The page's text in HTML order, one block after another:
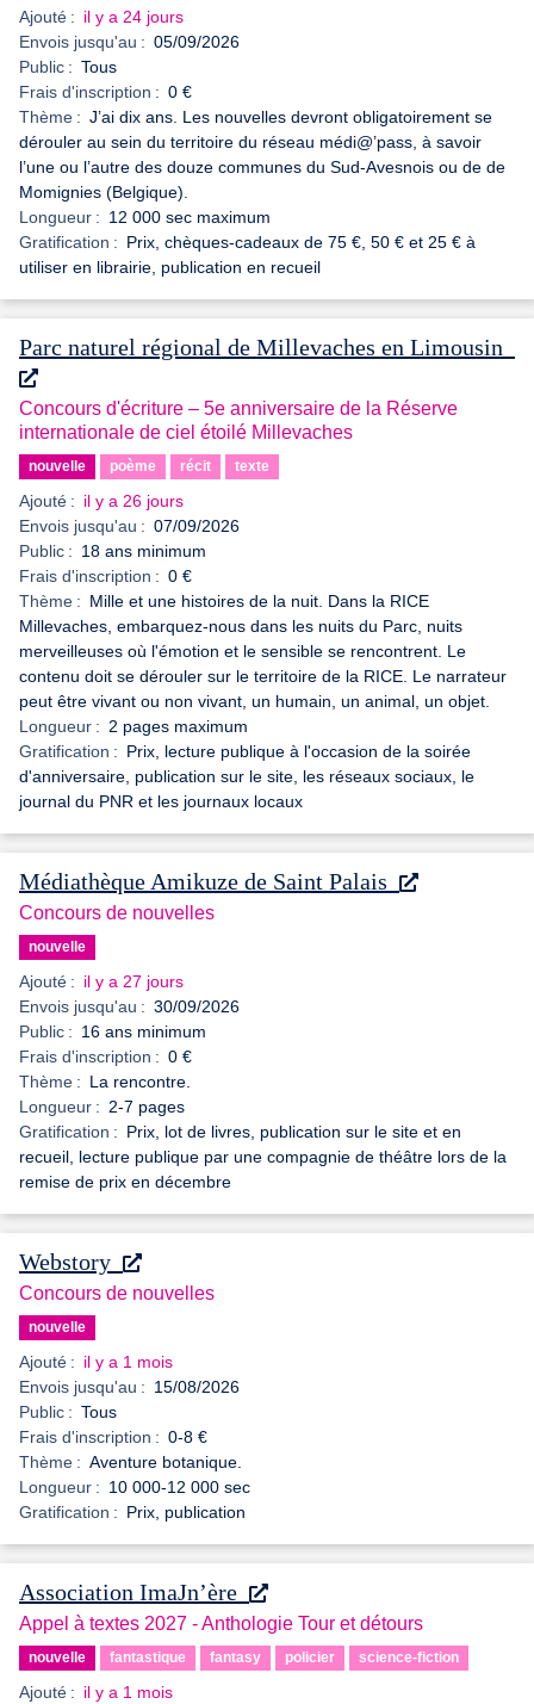
Ajouté : il y a 24 jours
Envois jusqu'au : 05/09/2026
Public : Tous
Frais d'inscription : 0 €
Thème : J’ai dix ans. Les nouvelles devront obligatoirement se
dérouler au sein du territoire du réseau médi@’pass, à savoir
l’une ou l’autre des douze communes du Sud-Avesnois ou de de
Momignies (Belgique).
Longueur : 12 000 sec maximum
Gratification : Prix, chèques-cadeaux de 75 €, 50 € et 25 € à
utiliser en librairie, publication en recueil
Parc naturel régional de Millevaches en Limousin
Concours d'écriture – 5e anniversaire de la Réserve
internationale de ciel étoilé Millevaches
nouvelle poème récit texte
Ajouté : il y a 26 jours
Envois jusqu'au : 07/09/2026
Public : 18 ans minimum
Frais d'inscription : 0 €
Thème : Mille et une histoires de la nuit. Dans la RICE
Millevaches, embarquez-nous dans les nuits du Parc, nuits
merveilleuses où l'émotion et le sensible se rencontrent. Le
contenu doit se dérouler sur le territoire de la RICE. Le narrateur
peut être vivant ou non vivant, un humain, un animal, un objet.
Longueur : 2 pages maximum
Gratification : Prix, lecture publique à l'occasion de la soirée
d'anniversaire, publication sur le site, les réseaux sociaux, le
journal du PNR et les journaux locaux
Médiathèque Amikuze de Saint Palais
Concours de nouvelles
nouvelle
Ajouté : il y a 27 jours
Envois jusqu'au : 30/09/2026
Public : 16 ans minimum
Frais d'inscription : 0 €
Thème : La rencontre.
Longueur : 2-7 pages
Gratification : Prix, lot de livres, publication sur le site et en
recueil, lecture publique par une compagnie de théâtre lors de la
remise de prix en décembre
Webstory
Concours de nouvelles
nouvelle
Ajouté : il y a 1 mois
Envois jusqu'au : 15/08/2026
Public : Tous
Frais d'inscription : 0-8 €
Thème : Aventure botanique.
Longueur : 10 000-12 000 sec
Gratification : Prix, publication
Association ImaJn’ère
Appel à textes 2027 - Anthologie Tour et détours
nouvelle fantastique fantasy policier science-fiction
Ajouté : il y a 1 mois